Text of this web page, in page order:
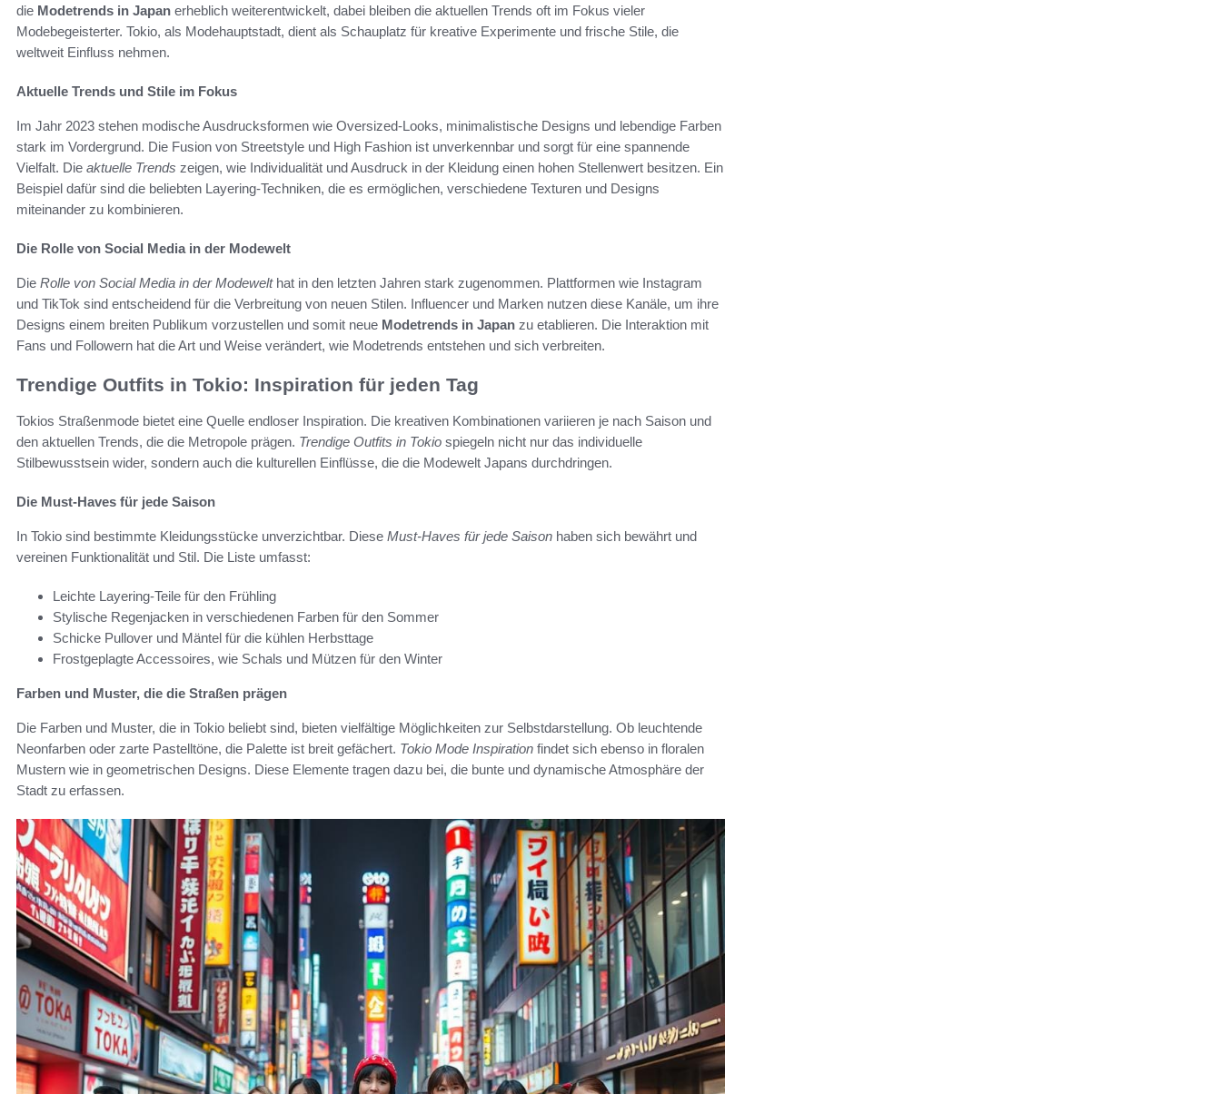
die Modetrends in Japan erheblich weiterentwickelt, dabei bleiben die aktuellen Trends oft im Fokus vieler
Modebegeisterter. Tokio, als Modehauptstadt, dient als Schauplatz für kreative Experimente und frische Stile, die
weltweit Einfluss nehmen.
Aktuelle Trends und Stile im Fokus
Im Jahr 2023 stehen modische Ausdrucksformen wie Oversized-Looks, minimalistische Designs und lebendige Farben
stark im Vordergrund. Die Fusion von Streetstyle und High Fashion ist unverkennbar und sorgt für eine spannende
Vielfalt. Die aktuelle Trends zeigen, wie Individualität und Ausdruck in der Kleidung einen hohen Stellenwert besitzen. Ein
Beispiel dafür sind die beliebten Layering-Techniken, die es ermöglichen, verschiedene Texturen und Designs
miteinander zu kombinieren.
Die Rolle von Social Media in der Modewelt
Die Rolle von Social Media in der Modewelthat in den letzten Jahren stark zugenommen. Plattformen wie Instagram
und TikTok sind entscheidend für die Verbreitung von neuen Stilen. Influencer und Marken nutzen diese Kanäle, um ihre
Designs einem breiten Publikum vorzustellen und somit neue Modetrends in Japan zu etablieren. Die Interaktion mit
Fans und Followern hat die Art und Weise verändert, wie Modetrends entstehen und sich verbreiten.
Trendige Outfits in Tokio: Inspiration für jeden Tag
Tokios Straßenmode bietet eine Quelle endloser Inspiration. Die kreativen Kombinationen variieren je nach Saison und
den aktuellen Trends, die die Metropole prägen. Trendige Outfits in Tokio spiegeln nicht nur das individuelle
Stilbewusstsein wider, sondern auch die kulturellen Einflüsse, die die Modewelt Japans durchdringen.
Die Must-Haves für jede Saison
In Tokio sind bestimmte Kleidungsstücke unverzichtbar. Diese Must-Haves für jede Saison haben sich bewährt und
vereinen Funktionalität und Stil. Die Liste umfasst:
Leichte Layering-Teile für den Frühling
Stylische Regenjacken in verschiedenen Farben für den Sommer
Schicke Pullover und Mäntel für die kühlen Herbsttage
Frostgeplagte Accessoires, wie Schals und Mützen für den Winter
Farben und Muster, die die Straßen prägen
Die Farben und Muster, die in Tokio beliebt sind, bieten vielfältige Möglichkeiten zur Selbstdarstellung. Ob leuchtende
Neonfarben oder zarte Pastelltöne, die Palette ist breit gefächert. Tokio Mode Inspiration findet sich ebenso in floralen
Mustern wie in geometrischen Designs. Diese Elemente tragen dazu bei, die bunte und dynamische Atmosphäre der
Stadt zu erfassen.